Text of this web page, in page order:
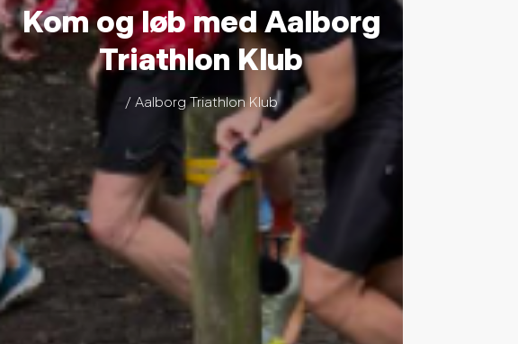
Kom og løb med Aalborg
Triathlon Klub
/ Aalborg Triathlon Klub